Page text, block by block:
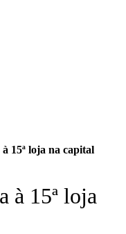
15ª loja na capital
à 15ª loja